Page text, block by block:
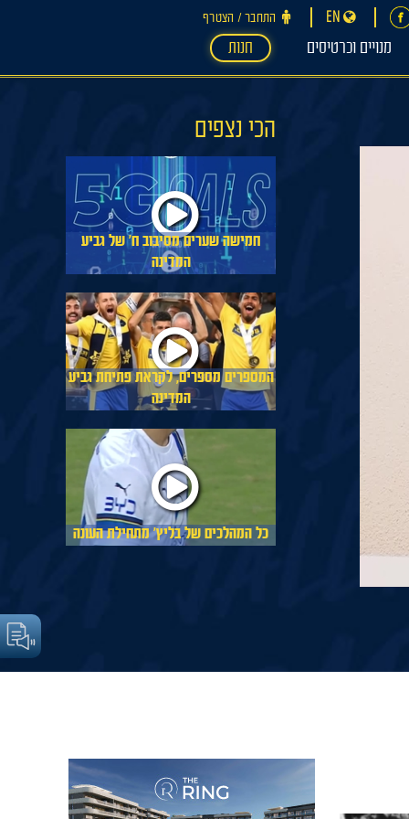
התחבר ‪/‬ הצטרף EN
מנויים וכרטיסים חנות
הכי נצפים
חמישה שערים מסיבוב ח׳ של גביע
המדינה
המספרים מספרים, לקראת פתיחת גביע
המדינה
כל המהלכים של בליץ׳ מתחילת העונה